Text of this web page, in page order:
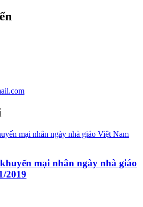
mại nhân ngày nhà giáo
2019